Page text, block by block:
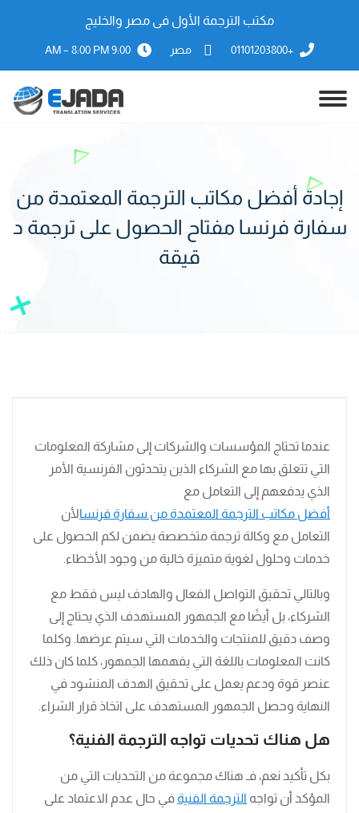
مكتب الترجمة الأول فى مصر والخليج
+01101203800 مصر 9:00 AM – 8:00 PM
إجادة أفضل مكاتب الترجمة المعتمدة من
سفارة فرنسا مفتاح الحصول على ترجمة د
قيقة
عندما تحتاج المؤسسات والشركات إلى مشاركة المعلومات
التي تتعلق بها مع الشركاء الذين يتحدثون الفرنسية الأمر
الذي يدفعهم إلى التعامل مع
أفضل مكاتب الترجمة المعتمدة من سفارة فرنسالأن
التعامل مع وكالة ترجمة متخصصة يضمن لكم الحصول على
خدمات وحلول لغوية متميزة خالية من وجود الأخطاء.
وبالتالي تحقيق التواصل الفعال والهادف ليس فقط مع
الشركاء، بل أيضًا مع الجمهور المستهدف الذي يحتاج إلى
وصف دقيق للمنتجات والخدمات التي سيتم عرضها. وكلما
كانت المعلومات باللغة التي يفهمها الجمهور، كلما كان ذلك
عنصر قوة ودعم يعمل على تحقيق الهدف المنشود في
النهاية وحصل الجمهور المستهدف على اتخاذ قرار الشراء.
هل هناك تحديات تواجه الترجمة الفنية؟
بكل تأكيد نعم، فـ هناك مجموعة من التحديات التي من
المؤكد أن تواجه الترجمة الفنية في حال عدم الاعتماد على